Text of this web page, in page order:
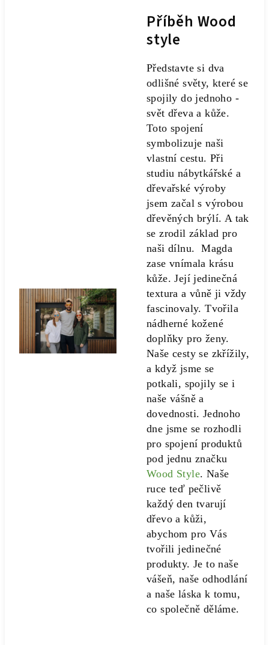
Příběh Wood
style
Představte si dva
odlišné světy, které se
spojily do jednoho -
svět dřeva a kůže.
Toto spojení
symbolizuje naši
vlastní cestu. Při
studiu nábytkářské a
dřevařské výroby
jsem začal s výrobou
dřevěných brýlí. A tak
se zrodil základ pro
naši dílnu. Magda
zase vnímala krásu
kůže. Její jedinečná
textura a vůně ji vždy
fascinovaly. Tvořila
nádherné kožené
doplňky pro ženy.
Naše cesty se zkřížily,
a když jsme se
potkali, spojily se i
naše vášně a
dovednosti. Jednoho
dne jsme se rozhodli
pro spojení produktů
pod jednu značku
Wood Style. Naše
ruce teď pečlivě
každý den tvarují
dřevo a kůži,
abychom pro Vás
tvořili jedinečné
produkty. Je to naše
vášeň, naše odhodlání
a naše láska k tomu,
co společně děláme.